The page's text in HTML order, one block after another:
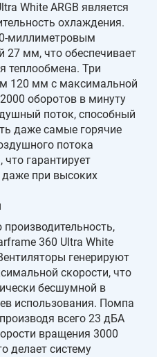
White ARGB является
охлаждения.
миллиметровым
27 мм, что обеспечивает
Три
120 мм с максимальной
оборотов в минуту
поток, способный
даже самые горячие
потока
что гарантирует
при высоких
360 Ultra White
генерируют
скорости, что
бесшумной в
использования. Помпа
всего 23 дБА
вращения 3000
делает систему